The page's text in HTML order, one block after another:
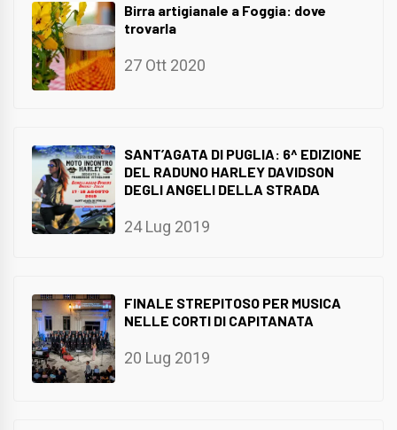
Birra artigianale a Foggia: dove
trovarla
27 Ott 2020
SANT’AGATA DI PUGLIA: 6^ EDIZIONE
DEL RADUNO HARLEY DAVIDSON
DEGLI ANGELI DELLA STRADA
24 Lug 2019
FINALE STREPITOSO PER MUSICA
NELLE CORTI DI CAPITANATA
20 Lug 2019